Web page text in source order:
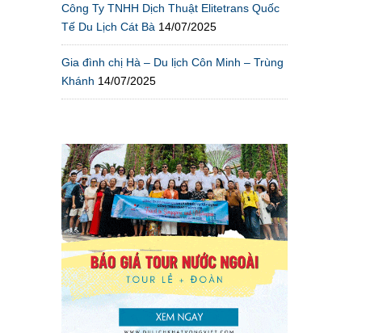
Công Ty TNHH Dịch Thuật Elitetrans Quốc
Tế Du Lịch Cát Bà 14/07/2025
Gia đình chị Hà – Du lịch Côn Minh – Trùng
Khánh 14/07/2025